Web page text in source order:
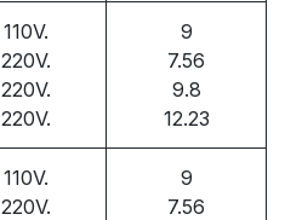
110V.
220V.
220V.
220V.
9
7.56
9.8
12.23
110V.
220V.
9
7.56